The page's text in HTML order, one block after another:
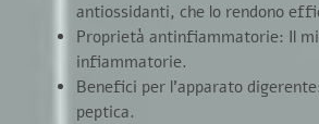
antiossidanti, che lo rendono
Proprietà antinfiammatorie: Il
infiammatorie.
Benefici per l’apparato
peptica.